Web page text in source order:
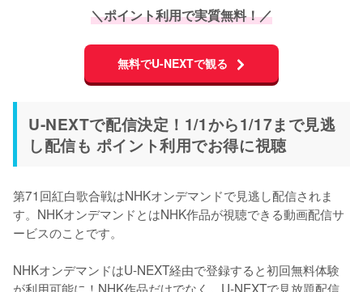
＼ポイント利用で実質無料！／
無料でU-NEXTで観る
U-NEXTで配信決定！1/1から1/17まで見逃
し配信も ポイント利用でお得に視聴
第71回紅白歌合戦はNHKオンデマンドで見逃し配信されま
す。NHKオンデマンドとはNHK作品が視聴できる動画配信サ
ービスのことです。
NHKオンデマンドはU-NEXT経由で登録すると初回無料体験
が利用可能に！NHK作品だけでなく、U-NEXTで見放題配信